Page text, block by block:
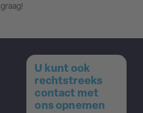
graag!
U kunt ook
rechtstreeks
contact met
ons opnemen